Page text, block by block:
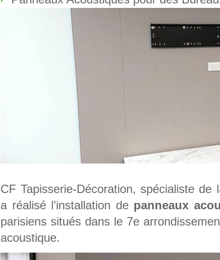
CF Tapisserie-Décoration, spécialiste de
a réalisé l’installation de panneaux
parisiens situés dans le 7e
acoustique.